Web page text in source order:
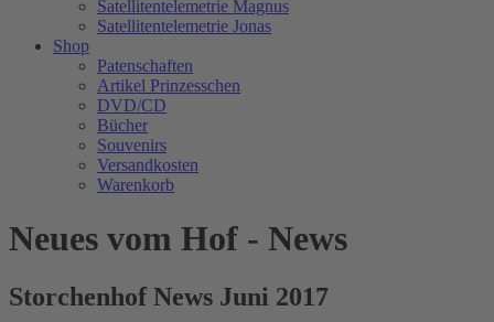
Satellitentelemetrie Magnus
Satellitentelemetrie Jonas
Shop
Patenschaften
Artikel Prinzesschen
DVD/CD
Bücher
Souvenirs
Versandkosten
Warenkorb
Neues vom Hof - News
Storchenhof News Juni 2017